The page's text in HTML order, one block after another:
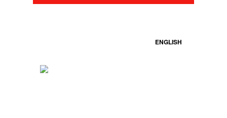
ENGLISH